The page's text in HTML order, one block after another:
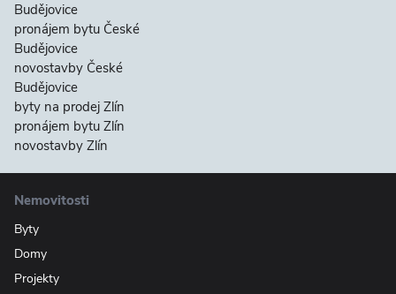
Budějovice
pronájem bytu České
Budějovice
novostavby České
Budějovice
byty na prodej Zlín
pronájem bytu Zlín
novostavby Zlín
Nemovitosti
Byty
Domy
Projekty